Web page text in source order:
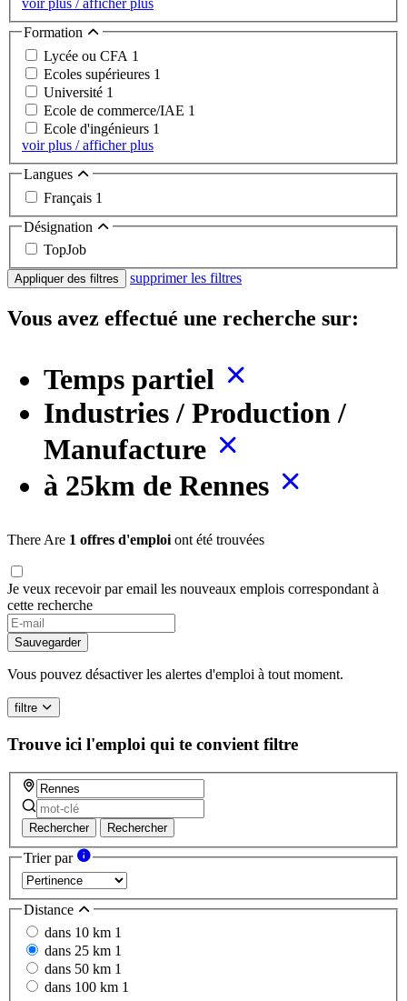
voir plus / afficher plus
Formation
Lycée ou CFA 1
Ecoles supérieures 1
Université 1
Ecole de commerce/IAE 1
Ecole d'ingénieurs 1
voir plus / afficher plus
Langues
Français 1
Désignation
TopJob
Appliquer des filtres supprimer les filtres
Vous avez effectué une recherche sur:
Temps partiel
Industries / Production /
Manufacture
à 25km de Rennes
There Are 1 offres d'emploi ont été trouvées
Je veux recevoir par email les nouveaux emplois correspondant à
cette recherche
If
you
are
a
human,
ignore
this
field
Sauvegarder
Vous pouvez désactiver les alertes d'emploi à tout moment.
filtre
Trouve ici l'emploi qui te convient filtre
Rechercher Rechercher
Trier par
Distance
dans 10 km 1
dans 25 km 1
dans 50 km 1
dans 100 km 1